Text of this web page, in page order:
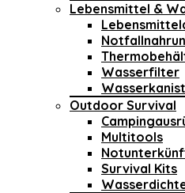
Lebensmittel &
Wasserfilter
Outdoor Survival
Multitools
Survival Kits